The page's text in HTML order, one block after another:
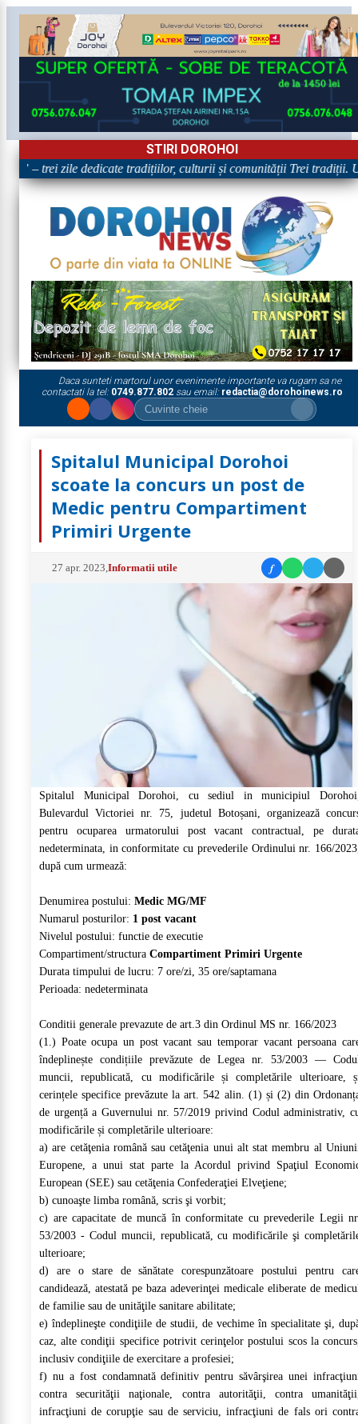
STIRI DOROHOI
„Dorohoiul, în Sărbătoare!” – trei zile dedicate tradițiilor,
Daca sunteti martorul unor evenimente importante va rugam sa ne
contactati la tel: 0749.877.802sau email: redactia@dorohoinews.ro
Spitalul Municipal Dorohoi
scoate la concurs un post de
Medic pentru Compartiment
Primiri Urgente
27 apr. 2023 ,Informatii utile f
Spitalul Municipal Dorohoi, cu sediul in municipiul
Bulevardul Victoriei nr. 75, judetul Botoșani, organizează
pentru ocuparea urmatorului post vacant contractual, pe
nedeterminata, in conformitate cu prevederile Ordinului nr. 166/
după cum urmează:
Denumirea postului: Medic MG/MF
Numarul posturilor: 1 post vacant
Nivelul postului: functie de executie
Compartiment/structura Compartiment Primiri Urgente
Durata timpului de lucru: 7 ore/zi, 35 ore/saptamana
Perioada: nedeterminata
Conditii generale prevazute de art.3 din Ordinul MS nr. 166/2023
(1.) Poate ocupa un post vacant sau temporar vacant persoana
îndeplinește condițiile prevăzute de Legea nr. 53/2003 —
muncii, republicată, cu modificările și completările ulterioare,
cerințele specifice prevăzute la art. 542 alin. (1) și (2) din
de urgență a Guvernului nr. 57/2019 privind Codul administrativ,
modificările și completările ulterioare:
a) are cetăţenia română sau cetăţenia unui alt stat membru al
Europene, a unui stat parte la Acordul privind Spaţiul
European (SEE) sau cetăţenia Confederaţiei Elveţiene;
b) cunoaşte limba română, scris şi vorbit;
c) are capacitate de muncă în conformitate cu prevederile Legii
53/2003 - Codul muncii, republicată, cu modificările şi
ulterioare;
d) are o stare de sănătate corespunzătoare postului pentru
candidează, atestată pe baza adeverinţei medicale eliberate de
de familie sau de unităţile sanitare abilitate;
e) îndeplineşte condiţiile de studii, de vechime în specialitate şi,
caz, alte condiţii specifice potrivit cerinţelor postului scos la
inclusiv condiţiile de exercitare a profesiei;
f) nu a fost condamnată definitiv pentru săvârşirea unei
contra securităţii naţionale, contra autorităţii, contra
infracţiuni de corupţie sau de serviciu, infracţiuni de fals ori